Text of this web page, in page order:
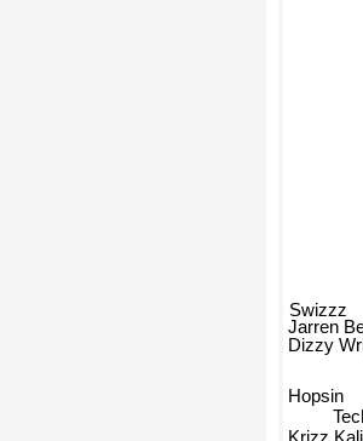
Swizzz
Jarren
Dizzy
Hopsin